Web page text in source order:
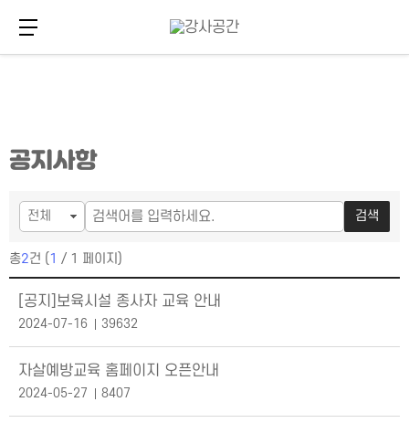
메
뉴
문
바
메뉴 버튼
공지사항
검색
총2건 ( 1 / 1 페이지)
[공지]보육시설 종사자 교육 안내
2024-07-16 39632
자살예방교육 홈페이지 오픈안내
2024-05-27 8407